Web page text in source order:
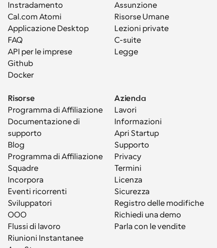
Instradamento
Cal.com Atomi
Applicazione Desktop
FAQ
API per le imprese
Github
Docker
Assunzione
Risorse Umane
Lezioni private
C-suite
Legge
Risorse
Programma di Affiliazione
Documentazione di
supporto
Blog
Programma di Affiliazione
Squadre
Incorpora
Eventi ricorrenti
Sviluppatori
OOO
Flussi di lavoro
Riunioni Instantanee
Azienda
Lavori
Informazioni
Apri Startup
Supporto
Privacy
Termini
Licenza
Sicurezza
Registro delle modifiche
Richiedi una demo
Parla con le vendite